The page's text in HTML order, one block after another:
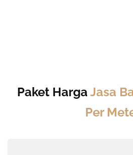
Paket Harga Jasa
Per